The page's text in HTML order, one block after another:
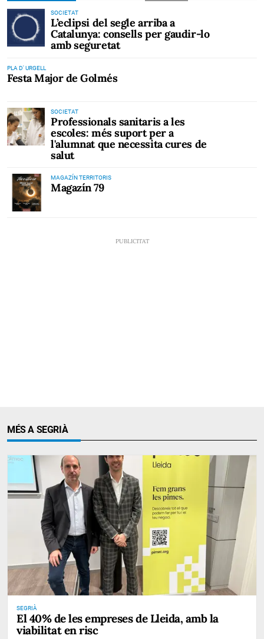
SOCIETAT
L’eclipsi del segle arriba a
Catalunya: consells per gaudir-lo
amb seguretat
PLA D' URGELL
Festa Major de Golmés
SOCIETAT
Professionals sanitaris a les
escoles: més suport per a
l'alumnat que necessita cures de
salut
MAGAZÍN TERRITORIS
Magazín 79
MÉS A SEGRIÀ
SEGRIÀ
El 40% de les empreses de Lleida, amb la
viabilitat en risc